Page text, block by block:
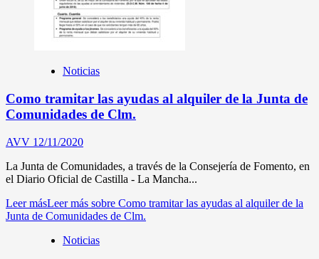
Noticias
Como tramitar las ayudas al alquiler de la Junta de
Comunidades de Clm.
AVV 12/11/2020
La Junta de Comunidades, a través de la Consejería de Fomento, en
el Diario Oficial de Castilla - La Mancha...
Leer másLeer más sobre Como tramitar las ayudas al alquiler de la
Junta de Comunidades de Clm.
Noticias